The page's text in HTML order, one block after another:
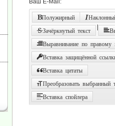
Ваш E-Mail:
Полужирный
Зачёркнутый текст
Выравнивание по правому
Вставка защищённой
Вставка цитаты
Преобразовать выбранный
Вставка спойлера